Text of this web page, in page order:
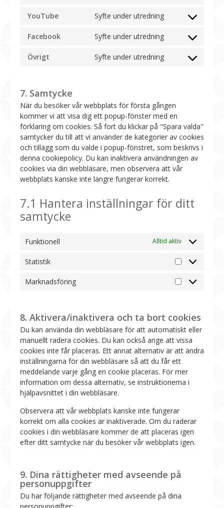
service
YouTube Syfte under utredning
Consent
service
Facebook Syfte under utredning
Consent
service
Övrigt Syfte under utredning
Consent
7. Samtycke
När du besöker vår webbplats för första gången
kommer vi att visa dig ett popup-fönster med en
förklaring om cookies. Så fort du klickar på "Spara valda"
samtycker du till att vi använder de kategorier av cookies
och tillägg som du valde i popup-fönstret, som beskrivs i
denna cookiepolicy. Du kan inaktivera användningen av
cookies via din webbläsare, men observera att vår
webbplats kanske inte längre fungerar korrekt.
7.1 Hantera inställningar för ditt
samtycke
Funktionell Alltid aktiv
Statistik
Statistik
Marknadsföring
8. Aktivera/inaktivera och ta bort cookies
Du kan använda din webbläsare för att automatiskt eller
manuellt radera cookies. Du kan också ange att vissa
cookies inte får placeras. Ett annat alternativ är att ändra
inställningarna för din webbläsare så att du får ett
meddelande varje gång en cookie placeras. För mer
information om dessa alternativ, se instruktionerna i
hjälpavsnittet i din webbläsare.
Observera att vår webbplats kanske inte fungerar
korrekt om alla cookies är inaktiverade. Om du raderar
cookies i din webbläsare kommer de att placeras igen
efter ditt samtycke när du besöker vår webbplats igen.
9. Dina rättigheter med avseende på
personuppgifter
Du har följande rättigheter med avseende på dina